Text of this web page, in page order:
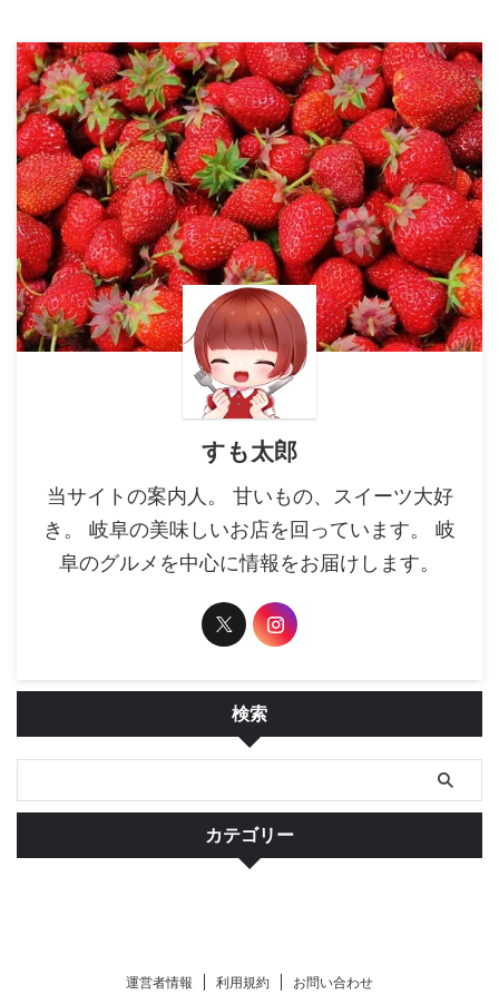
すも太郎
当サイトの案内人。 甘いもの、スイーツ大好
き。 岐阜の美味しいお店を回っています。 岐
阜のグルメを中心に情報をお届けします。
検索
カテゴリー
運営者情報 利用規約 お問い合わせ